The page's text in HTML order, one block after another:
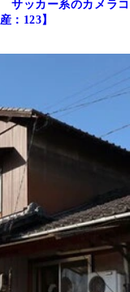
サッカー系のカメラコ
：123】